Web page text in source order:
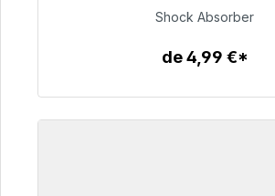
54,99 €
Shock Absorber
de 4,99 €*